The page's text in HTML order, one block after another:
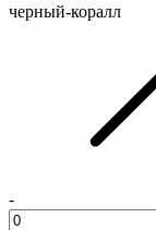
черный-коралл
-